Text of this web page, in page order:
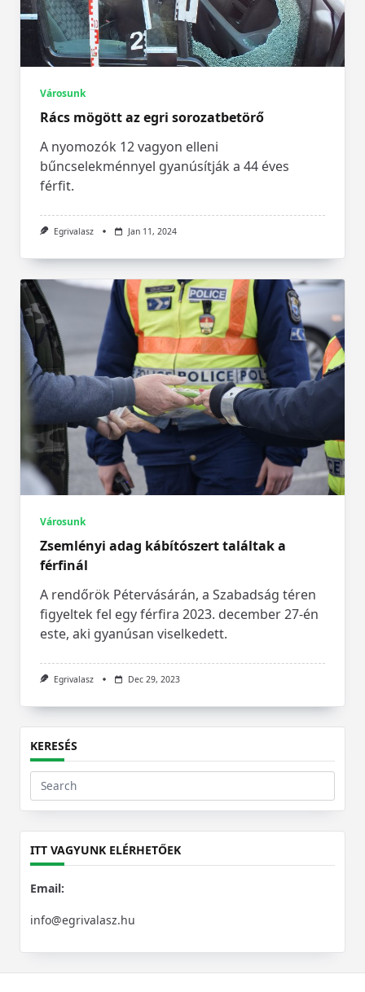
Városunk
Rács mögött az egri sorozatbetörő
A nyomozók 12 vagyon elleni
bűncselekménnyel gyanúsítják a 44 éves
férfit.
Egrivalasz Jan 11, 2024
Városunk
Zsemlényi adag kábítószert találtak a
férfinál
A rendőrök Pétervásárán, a Szabadság téren
figyeltek fel egy férfira 2023. december 27-én
este, aki gyanúsan viselkedett.
Egrivalasz Dec 29, 2023
KERESÉS
Search
for:
ITT VAGYUNK ELÉRHETŐEK
Email:
info@egrivalasz.hu